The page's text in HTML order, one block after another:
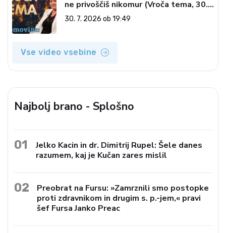
ne privoščiš nikomur (Vroča tema, 30.
7. 2026)
30. 7. 2026 ob 19:49
Vse video vsebine
Najbolj brano - Splošno
01
Jelko Kacin in dr. Dimitrij Rupel: Šele danes
razumem, kaj je Kučan zares mislil
02
Preobrat na Fursu: »Zamrznili smo postopke
proti zdravnikom in drugim s. p.-jem,« pravi
šef Fursa Janko Preac